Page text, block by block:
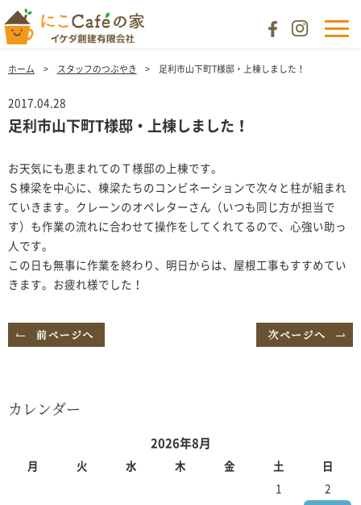
ホーム スタッフのつぶやき 足利市山下町T様邸・上棟しました！
2017.04.28
足利市山下町T様邸・上棟しました！
お天気にも恵まれてのＴ様邸の上棟です。
Ｓ棟梁を中心に、棟梁たちのコンビネーションで次々と柱が組まれ
ていきます。クレーンのオペレターさん（いつも同じ方が担当で
す）も作業の流れに合わせて操作をしてくれてるので、心強い助っ
人です。
この日も無事に作業を終わり、明日からは、屋根工事もすすめてい
きます。お疲れ様でした！
カレンダー
2026年8月
月 火 水 木 金 土 日
1
2